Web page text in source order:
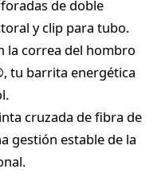
de doble
y clip para tubo.
la correa del hombro
tu barrita energética
cruzada de fibra de
gestión estable de la